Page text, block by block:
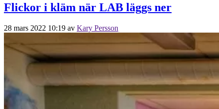
Flickor i kläm när LAB läggs ner
28 mars 2022 10:19 av Kary Persson